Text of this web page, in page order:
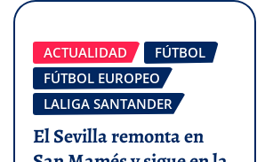
ACTUALIDAD
FÚTBOL
FÚTBOL EUROPEO
LALIGA SANTANDER
El Sevilla remonta en